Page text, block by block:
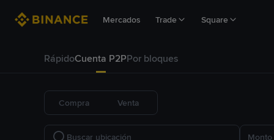
Mercados Trade Square
RápidoCuenta P2PPor bloques
Compra Venta